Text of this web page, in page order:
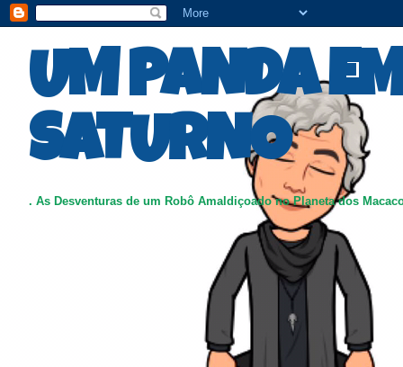
UM PANDA
SATURNO
. As Desventuras de um Robô Amaldiçoado no Planeta dos